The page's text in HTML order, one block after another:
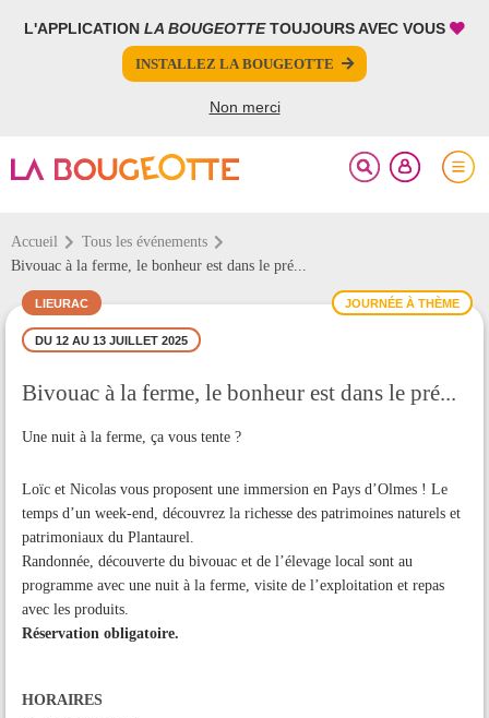
L'APPLICATION LA BOUGEOTTETOUJOURS AVEC VOUS
INSTALLEZ LA BOUGEOTTE
Non merci
Accueil
Tous les événements
Bivouac à la ferme, le bonheur est dans le pré...
JOURNÉE À THÈME
LIEURAC
DU 12 AU 13 JUILLET 2025
Bivouac à la ferme, le bonheur est dans le pré...
Une nuit à la ferme, ça vous tente ?
Loïc et Nicolas vous proposent une immersion en Pays d’Olmes ! Le
temps d’un week-end, découvrez la richesse des patrimoines naturels et
patrimoniaux du Plantaurel.
Randonnée, découverte du bivouac et de l’élevage local sont au
programme avec une nuit à la ferme, visite de l’exploitation et repas
avec les produits.
Réservation obligatoire.
HORAIRES
FERMER
PARTAGER
FERMER
Votre inscription à la newsletter a été effectuée.